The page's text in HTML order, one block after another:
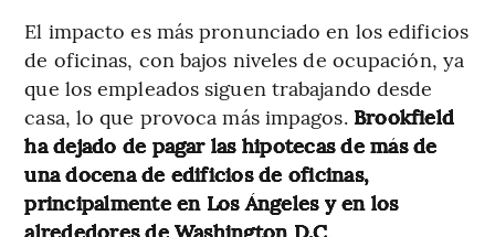
El impacto es más pronunciado en los edificios
de oficinas, con bajos niveles de ocupación, ya
que los empleados siguen trabajando desde
casa, lo que provoca más impagos. Brookfield
ha dejado de pagar las hipotecas de más de
una docena de edificios de oficinas,
principalmente en Los Ángeles y en los
alrededores de Washington D.C